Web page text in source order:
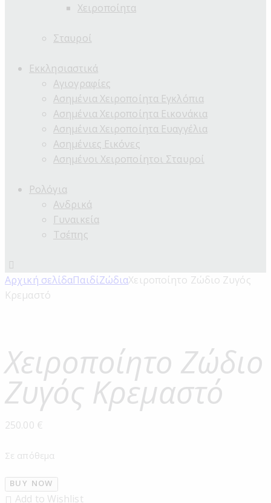
Χειροποίητα
Σταυροί
Εκκλησιαστικά
Αγιογραφίες
Ασημένια Χειροποίητα Εγκλόπια
Ασημένια Χειροποίητα Εικονάκια
Ασημένια Χειροποίητα Ευαγγέλια
Ασημένιες Εικόνες
Ασημένοι Χειροποίητοι Σταυροί
Ρολόγια
Ανδρικά
Γυναικεία
Τσέπης
Αρχική σελίδαΠαιδίΖώδιαΧειροποίητο Ζώδιο Ζυγός
Κρεμαστό
Χειροποίητο Ζώδιο
Ζυγός Κρεμαστό
250.00 €
Σε απόθεμα
BUY NOW
Add to Wishlist